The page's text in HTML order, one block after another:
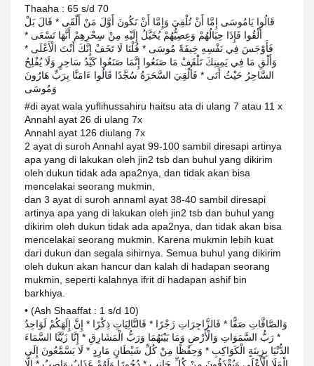
Thaaha : 65 s/d 70
قَالُوا يَامُوسَى إِمَّا أَنْ تُلْقِيَ وَإِمَّا أَنْ نَكُونَ أَوَّلَ مَنْ أَلْقَى * قَالَ بَلْ
أَلْقُوا فَإِذَا حِبَالُهُمْ وَعِصِيُّهُمْ يُخَيَّلُ إِلَيْهِ مِنْ سِحْرِهِمْ أَنَّهَا تَسْعَى *
فَأَوْجَسَ فِي نَفْسِهِ خِيفَةً مُوسَى * قُلْنَا لَا تَخَفْ إِنَّكَ أَنْتَ الْأَعْلَى *
وَأَلْقِ مَا فِي يَمِينِكَ تَلْقَفْ مَا صَنَعُوا إِنَّمَا صَنَعُوا كَيْدُ سَاحِرٍ وَلَا يُفْلِحُ
السَّاحِرُ حَيْثُ أَتَى * فَأُلْقِيَ السَّحَرَةُ سُجَّدًا قَالُوا ءَامَنَّا بِرَبِّ هَارُونَ
وَمُوسَى
#di ayat wala yuflihussahiru haitsu ata di ulang 7 atau 11 x
Annahl ayat 26 di ulang 7x
Annahl ayat 126 diulang 7x
2 ayat di suroh Annahl ayat 99-100 sambil diresapi artinya
apa yang di lakukan oleh jin2 tsb dan buhul yang dikirim
oleh dukun tidak ada apa2nya, dan tidak akan bisa
mencelakai seorang mukmin,
dan 3 ayat di suroh annaml ayat 38-40 sambil diresapi
artinya apa yang di lakukan oleh jin2 tsb dan buhul yang
dikirim oleh dukun tidak ada apa2nya, dan tidak akan bisa
mencelakai seorang mukmin. Karena mukmin lebih kuat
dari dukun dan segala sihirnya. Semua buhul yang dikirim
oleh dukun akan hancur dan kalah di hadapan seorang
mukmin, seperti kalahnya ifrit di hadapan ashif bin
barkhiya.
• (Ash Shaaffat : 1 s/d 10)
وَالصَّافَّاتِ صَفًّا * فَالزَّاجِرَاتِ زَجْرًا * فَالتَّالِيَاتِ ذِكْرًا * إِنَّ إِلَهَكُمْ لَوَاحِدٌ
* رَبُّ السَّمَوَاتِ وَالْأَرْضِ وَمَا بَيْنَهُمَا وَرَبُّ الْمَشَارِقِ * إِنَّا زَيَّنَّا السَّمَاءَ
الدُّنْيَا بِزِينَةٍ الْكَوَاكِبِ * وَحِفْظًا مِنْ كُلِّ شَيْطَانٍ مَارِدٍ * لَا يَسَّمَّعُونَ إِلَى